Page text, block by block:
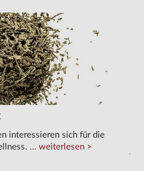
interessieren sich für die
weiterlesen